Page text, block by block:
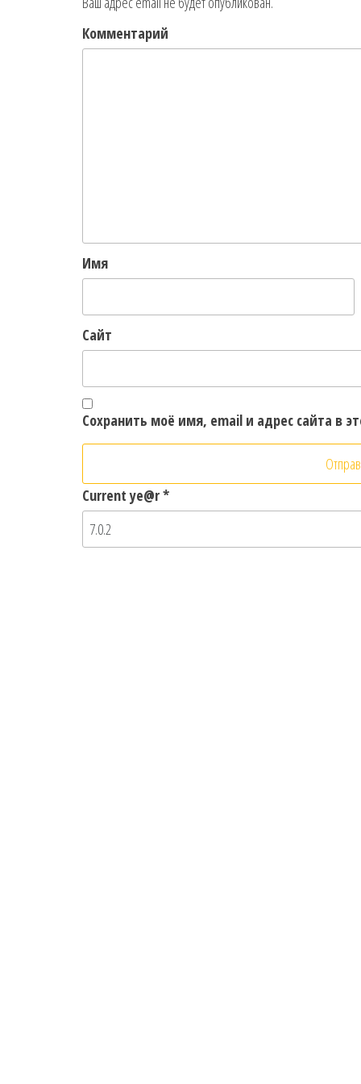
Комментарий
Имя
Сайт
Сохранить моё имя, email и адрес сайта в
Current ye@r*